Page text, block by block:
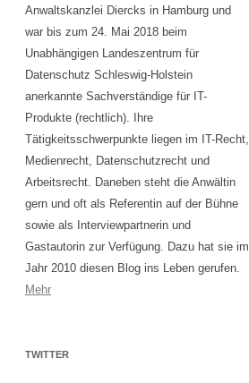
Anwaltskanzlei Diercks in Hamburg und
war bis zum 24. Mai 2018 beim
Unabhängigen Landeszentrum für
Datenschutz Schleswig-Holstein
anerkannte Sachverständige für IT-
Produkte (rechtlich). Ihre
Tätigkeitsschwerpunkte liegen im IT-Recht,
Medienrecht, Datenschutzrecht und
Arbeitsrecht. Daneben steht die Anwältin
gern und oft als Referentin auf der Bühne
sowie als Interviewpartnerin und
Gastautorin zur Verfügung. Dazu hat sie im
Jahr 2010 diesen Blog ins Leben gerufen.
Mehr
TWITTER